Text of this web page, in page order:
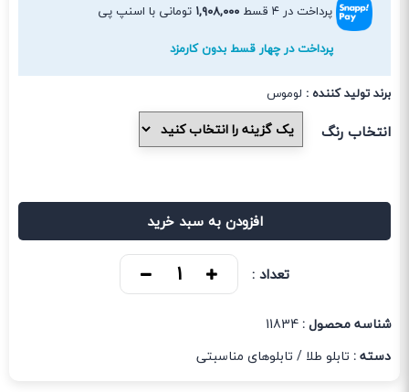
پرداخت در ۴ قسط ۱,۹۰۸,۰۰۰ تومانی با اسنپ پی
پرداخت در چهار قسط بدون کارمزد
برند تولید کننده : لوموس
انتخاب رنگ
افزودن به سبد خرید
تعداد :
شناسه محصول :11834
دسته : تابلو طلا / تابلوهای مناسبتی